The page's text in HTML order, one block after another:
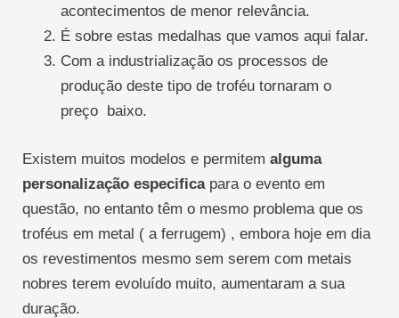
acontecimentos de menor relevância.
É sobre estas medalhas que vamos aqui falar.
Com a industrialização os processos de
produção deste tipo de troféu tornaram o
preço baixo.
Existem muitos modelos e permitem alguma
personalização especificapara o evento em
questão, no entanto têm o mesmo problema que os
troféus em metal ( a ferrugem) , embora hoje em dia
os revestimentos mesmo sem serem com metais
nobres terem evoluído muito, aumentaram a sua
duração.